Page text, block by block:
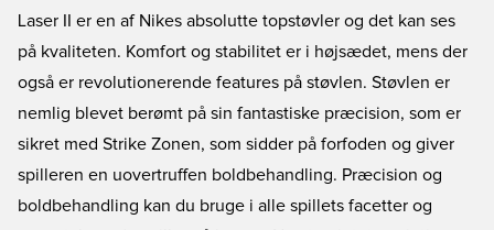
Laser II er en af Nikes absolutte topstøvler og det kan ses
på kvaliteten. Komfort og stabilitet er i højsædet, mens der
også er revolutionerende features på støvlen. Støvlen er
nemlig blevet berømt på sin fantastiske præcision, som er
sikret med Strike Zonen, som sidder på forfoden og giver
spilleren en uovertruffen boldbehandling. Præcision og
boldbehandling kan du bruge i alle spillets facetter og